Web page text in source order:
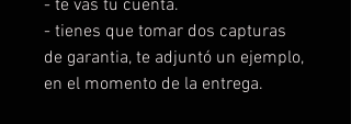
- te vas tu cuenta.
- tienes que tomar dos capturas
de garantia, te adjuntó un ejemplo,
en el momento de la entrega.